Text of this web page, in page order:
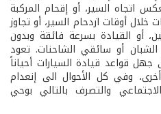
اتجاه السير، أو إقحام المركبة
أوقات ازدحام السير، أو تجاوز
أو القيادة بسرعة فائقة وبدون
أو سائقي الشاحنات. تعود
قواعد قيادة السيارات أحياناً
وفي كل الأحوال الى إنعدام
والتصرف بالتالي بوحي